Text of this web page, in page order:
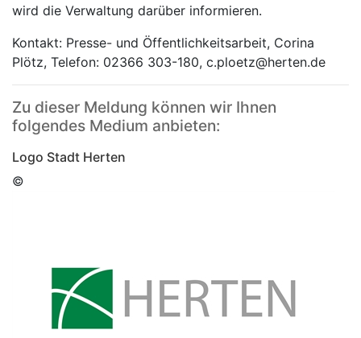
wird die Verwaltung darüber informieren.
Kontakt: Presse- und Öffentlichkeitsarbeit, Corina
Plötz, Telefon: 02366 303-180, c.ploetz@herten.de
Zu dieser Meldung können wir Ihnen
folgendes Medium anbieten:
Logo Stadt Herten
©